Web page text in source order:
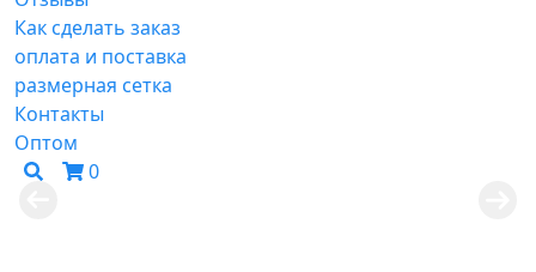
Как сделать заказ
оплата и поставка
размерная сетка
Контакты
Оптом
0